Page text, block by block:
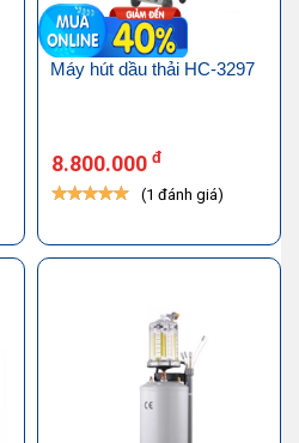
Máy hút dầu thải HC-3297
8.800.000 đ
(1 đánh giá)